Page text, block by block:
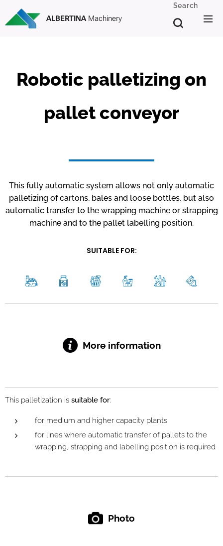
ALBERTINAMachinery
Search
Robotic palletizing on
pallet conveyor
This fully automatic system allows not only automatic
palletizing of cartons, bales and loose bottles, but also
automatic transfer to the wrapping machine or strapping
machine and to the pallet labelling position.
SUITABLE FOR:
More information
This palletization is suitable for:
for medium and higher capacity plants
for lines where automatic transfer of pallets to the
wrapping, strapping and labelling position is required
Photo